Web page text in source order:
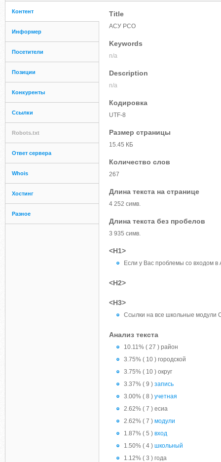
Контент
Информер
Посетители
Позиции
Конкуренты
Ссылки
Robots.txt
Ответ сервера
Whois
Хостинг
Разное
Title
АСУ РСО
Keywords
n/a
Description
n/a
Кодировка
UTF-8
Размер страницы
15.45 КБ
Количество слов
267
Длина текста на странице
4 252 симв.
Длина текста без пробелов
3 935 симв.
<H1>
Если у Вас проблемы со входом
<H2>
<H3>
Ссылки на все школьные модули
Анализ текста
10.11% ( 27 ) район
3.75% ( 10 ) городской
3.75% ( 10 ) округ
3.37% ( 9 ) запись
3.00% ( 8 ) учетная
2.62% ( 7 ) есиа
2.62% ( 7 ) модули
1.87% ( 5 ) вход
1.50% ( 4 ) школьный
1.12% ( 3 ) года